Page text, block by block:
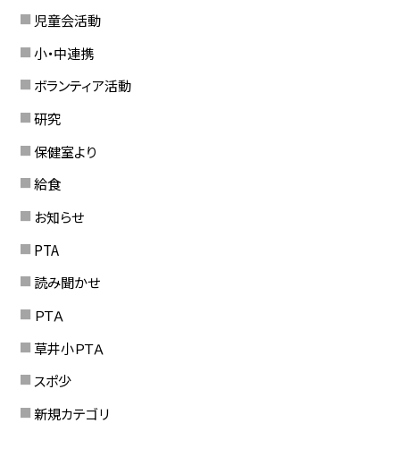
児童会活動
小・中連携
ボランティア活動
研究
保健室より
給食
お知らせ
PTA
読み聞かせ
ＰＴＡ
草井小ＰＴＡ
スポ少
新規カテゴリ